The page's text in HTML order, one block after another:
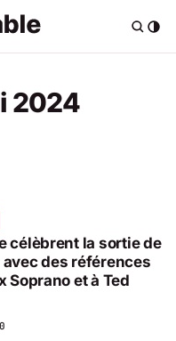
2024
célèbrent la sortie de
des références
Soprano et à Ted